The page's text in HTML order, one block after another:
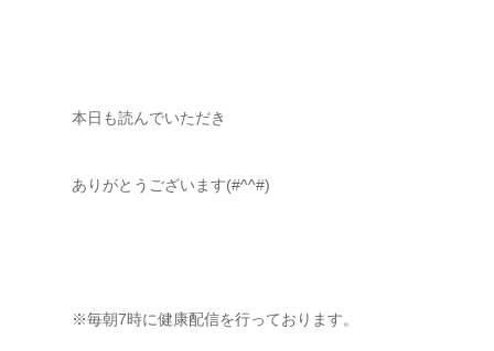
本日も読んでいただき
ありがとうございます(#^^#)
※毎朝7時に健康配信を行っております。